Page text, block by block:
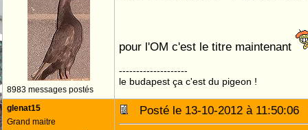
8983 messages postés
pour l'OM c'est le titre maintenant
--------------------
le budapest ça c'est du pigeon !
glenat15
Grand maitre
Posté le 13-10-2012 à